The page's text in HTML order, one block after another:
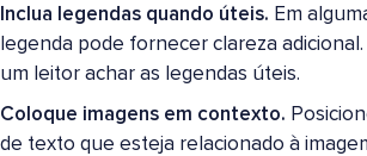
Inclua legendas quando úteis. Em
legenda pode fornecer clareza
um leitor achar as legendas úteis.
Coloque imagens em contexto.
de texto que esteja relacionado à